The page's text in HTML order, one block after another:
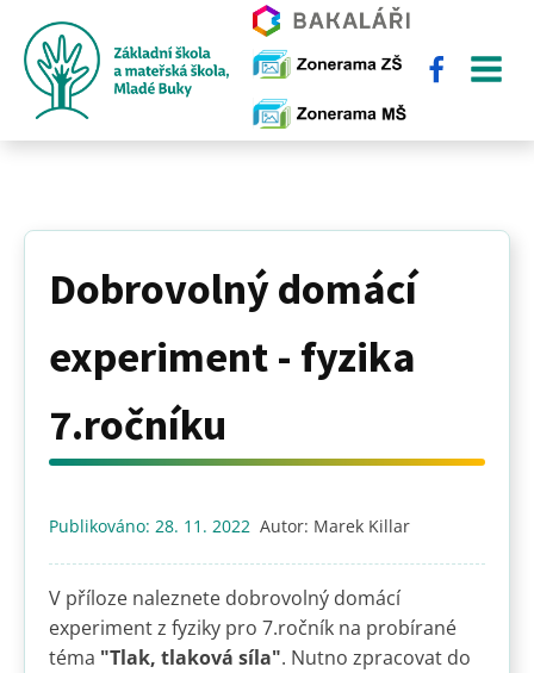
Dobrovolný domácí
experiment - fyzika
7.ročníku
Publikováno: 28. 11. 2022 Autor: Marek Killar
V příloze naleznete dobrovolný domácí
experiment z fyziky pro 7.ročník na probírané
téma "Tlak, tlaková síla". Nutno zpracovat do